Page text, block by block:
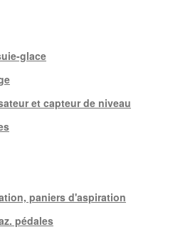
glace
et capteur de niveau
paniers d'aspiration
pédales